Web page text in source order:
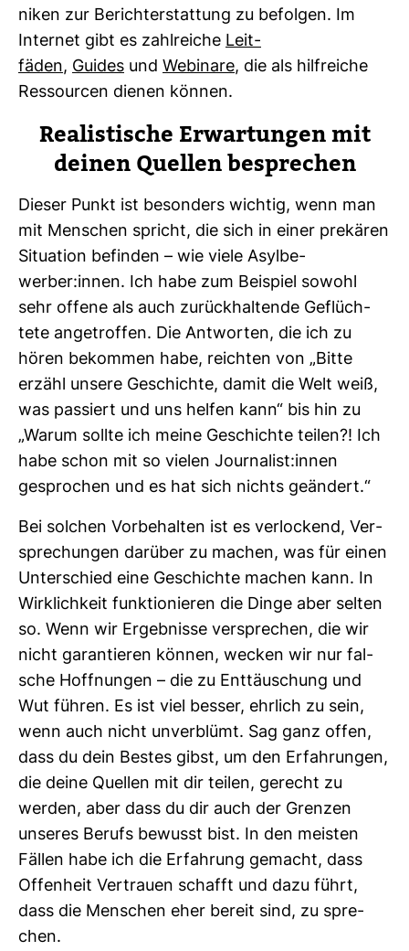
niken zur Bericht­erstat­tung zu befolgen. Im
Internet gibt es zahl­reiche Leit­
fäden, Guides und Webi­nare, die als hilf­reiche
Res­sourcen dienen können.
Rea­lis­ti­sche Erwar­tungen mit
deinen Quellen bespre­chen
Dieser Punkt ist beson­ders wichtig, wenn man
mit Men­schen spricht, die sich in einer pre­kären
Situa­tion befinden – wie viele Asyl­be­
werber:innen. Ich habe zum Bei­spiel sowohl
sehr offene als auch zurück­hal­tende Geflüch­
tete ange­troffen. Die Ant­worten, die ich zu
hören bekommen habe, reichten von „Bitte
erzähl unsere Geschichte, damit die Welt weiß,
was pas­siert und uns helfen kann“ bis hin zu
„Warum sollte ich meine Geschichte teilen?! Ich
habe schon mit so vielen Jour­na­list:innen
gespro­chen und es hat sich nichts geän­dert.“
Bei sol­chen Vor­be­halten ist es ver­lo­ckend, Ver­
spre­chungen dar­über zu machen, was für einen
Unter­schied eine Geschichte machen kann. In
Wirk­lich­keit funk­tio­nieren die Dinge aber selten
so. Wenn wir Ergeb­nisse ver­spre­chen, die wir
nicht garan­tieren können, wecken wir nur fal­
sche Hoff­nungen – die zu Ent­täu­schung und
Wut führen. Es ist viel besser, ehr­lich zu sein,
wenn auch nicht unver­blümt. Sag ganz offen,
dass du dein Bestes gibst, um den Erfah­rungen,
die deine Quellen mit dir teilen, gerecht zu
werden, aber dass du dir auch der Grenzen
unseres Berufs bewusst bist. In den meisten
Fällen habe ich die Erfah­rung gemacht, dass
Offen­heit Ver­trauen schafft und dazu führt,
dass die Men­schen eher bereit sind, zu spre­
chen.